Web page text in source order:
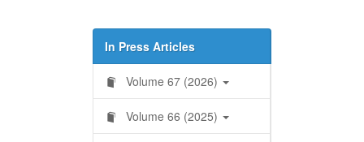
In Press Articles
Volume 67 (2026)
Volume 66 (2025)